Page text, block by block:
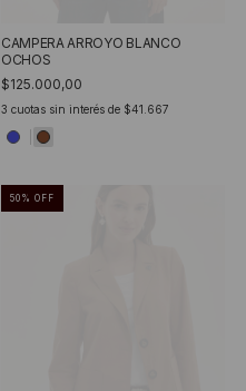
CAMPERA ARROYO BLANCO
OCHOS
$125.000,00
3 cuotas sin interés de $41.667
50 % OFF